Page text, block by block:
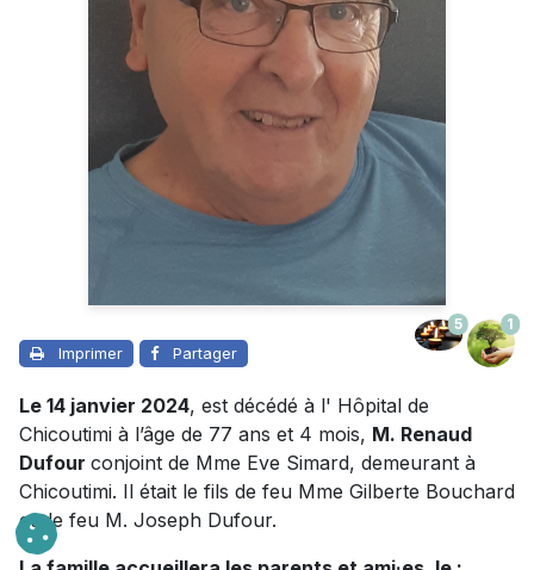
Imprimer Partager
5 1
Le 14 janvier 2024, est décédé à l' Hôpital de
Chicoutimi à l’âge de 77 ans et 4 mois, M. Renaud
Dufour conjoint de Mme Eve Simard, demeurant à
Chicoutimi. Il était le fils de feu Mme Gilberte Bouchard
et de feu M. Joseph Dufour.